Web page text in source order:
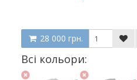
28 000 грн.
Всі кольори: